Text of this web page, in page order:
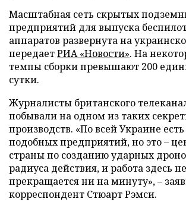
Масштабная сеть скрытых
предприятий для выпуска
аппаратов развернута на
передаетРИА «Новости». На
темпы сборки превышают 200
сутки.
Журналисты британского
побывали на одном из таких
производств. «По всей Украине
подобных предприятий, но это –
страны по созданию ударных
радиуса действия, и работа здесь не
прекращается ни на минуту», –
корреспондент Стюарт Рэмси.